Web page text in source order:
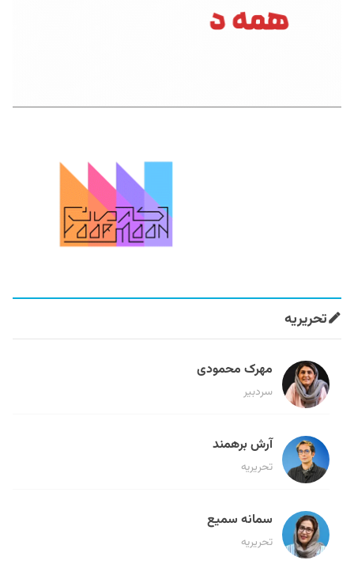
تحریریه
مهرک محمودی
سردبیر
آرش برهمند
تحریریه
سمانه سمیع
تحریریه